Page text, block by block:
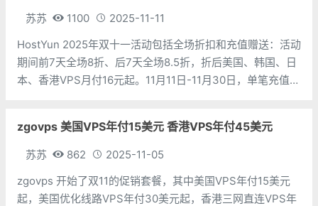
苏苏 1100
2025-11-11
HostYun 2025年双十一活动包括全场折扣和充值赠送：活动
期间前7天全场8折、后7天全场8.5折，折后美国、韩国、日
本、香港VPS月付16元起。11月11日-11月30日，单笔充值满
zgovps 美国VPS年付15美元 香港VPS年付45美元
苏苏 862
2025-11-05
zgovps 开始了双11的促销套餐，其中美国VPS年付15美元
起，美国优化线路VPS年付30美元起，香港三网直连VPS年